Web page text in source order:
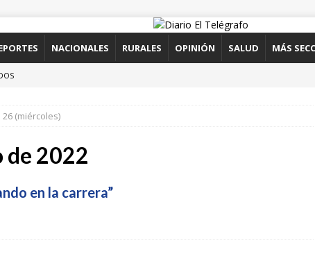
NACIONALES RURALES OPINIÓN SALUD MÁS
26 (miércoles)
de 2022
en la carrera”